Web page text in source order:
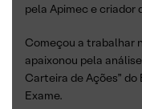
pela Apimec e criador
Começou a trabalhar
apaixonou pela
Carteira de Ações” do
Exame.